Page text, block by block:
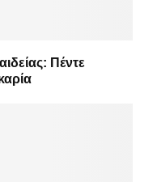
Πέντε